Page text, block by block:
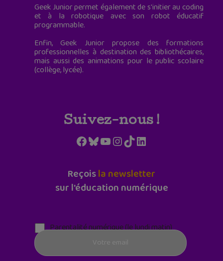
Geek Junior permet également de s'initier au coding
et à la robotique avec son robot éducatif
programmable.
Enfin, Geek Junior propose des formations
professionnelles à destination des bibliothécaires,
mais aussi des animations pour le public scolaire
(collège, lycée).
Suivez-nous !
Facebook
Bluesky
YouTube
Instagram
TikTokLinkedIn
Reçoisla newsletter
sur l'éducation numérique
Parentalité numérique (le lundi matin)